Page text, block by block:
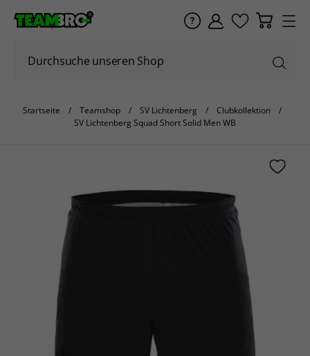
Startseite Teamshop SV Lichtenberg
Clubkollektion
SV Lichtenberg Squad Short Solid Men WB